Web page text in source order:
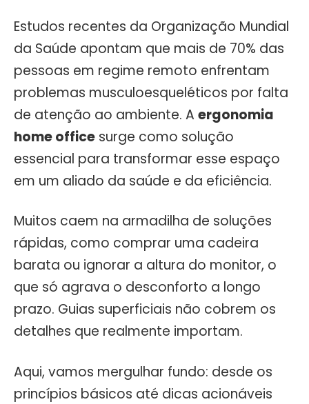
Estudos recentes da Organização Mundial
da Saúde apontam que mais de 70% das
pessoas em regime remoto enfrentam
problemas musculoesqueléticos por falta
de atenção ao ambiente. A ergonomia
home office surge como solução
essencial para transformar esse espaço
em um aliado da saúde e da eficiência.
Muitos caem na armadilha de soluções
rápidas, como comprar uma cadeira
barata ou ignorar a altura do monitor, o
que só agrava o desconforto a longo
prazo. Guias superficiais não cobrem os
detalhes que realmente importam.
Aqui, vamos mergulhar fundo: desde os
princípios básicos até dicas acionáveis